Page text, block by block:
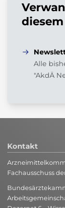
Alle
"AkdÄ
Kontakt
Fachausschuss